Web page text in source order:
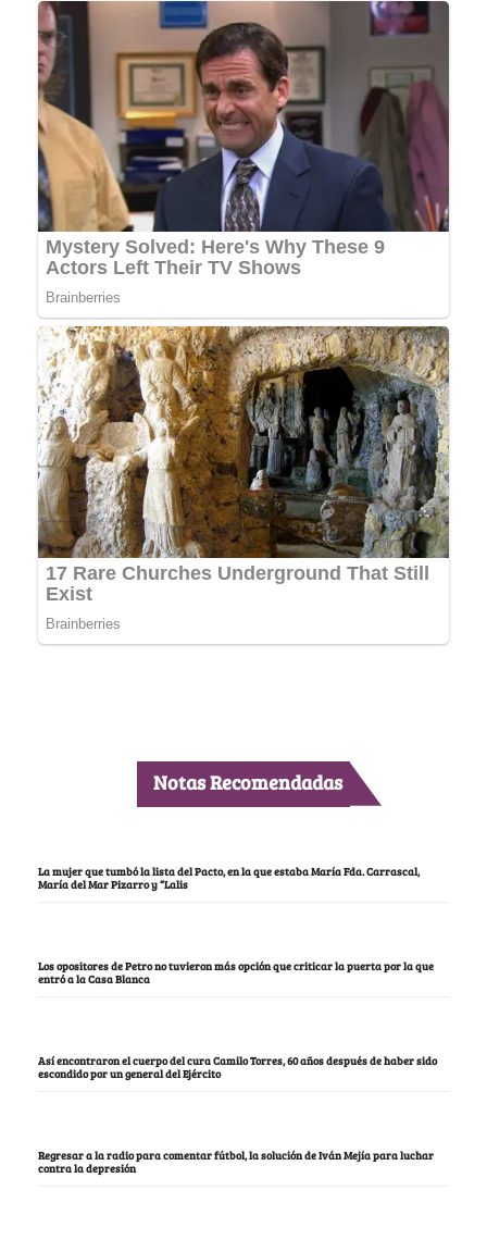
Notas Recomendadas
La mujer que tumbó la lista del Pacto, en la que estaba María Fda. Carrascal,
María del Mar Pizarro y “Lalis
Los opositores de Petro no tuvieron más opción que criticar la puerta por la que
entró a la Casa Blanca
Así encontraron el cuerpo del cura Camilo Torres, 60 años después de haber sido
escondido por un general del Ejército
Regresar a la radio para comentar fútbol, la solución de Iván Mejía para luchar
contra la depresión